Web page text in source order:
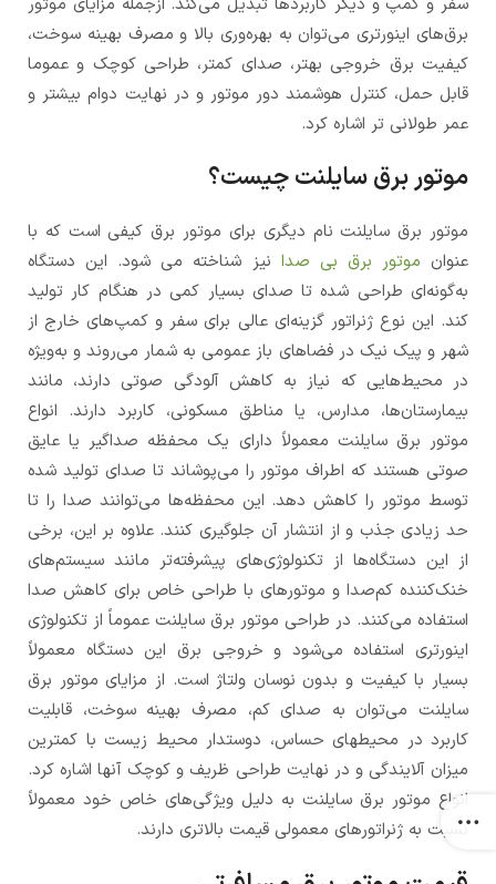
برق‌های اینورتری می‌توان به بهره‌وری بالا و مصرف بهینه سوخت،
کیفیت برق خروجی بهتر، صدای کمتر، طراحی کوچک و عموما
قابل حمل، کنترل هوشمند دور موتور و در نهایت دوام بیشتر و
عمر طولانی تر اشاره کرد.
موتور برق سایلنت چیست؟
موتور برق سایلنت نام دیگری برای موتور برق کیفی است که با
عنوان موتور برق بی صدا نیز شناخته می شود. این دستگاه
به‌گونه‌ای طراحی شده تا صدای بسیار کمی در هنگام کار تولید
کند. این نوع ژنراتور گزینه‌ای عالی برای سفر و کمپ‌های خارج از
شهر و پیک نیک در فضاهای باز عمومی به شمار می‌روند و به‌ویژه
در محیط‌هایی که نیاز به کاهش آلودگی صوتی دارند، مانند
بیمارستان‌ها، مدارس، یا مناطق مسکونی، کاربرد دارند. انواع
موتور برق سایلنت معمولاً دارای یک محفظه صداگیر یا عایق
صوتی هستند که اطراف موتور را می‌پوشاند تا صدای تولید شده
توسط موتور را کاهش دهد. این محفظه‌ها می‌توانند صدا را تا
حد زیادی جذب و از انتشار آن جلوگیری کنند. علاوه بر این، برخی
از این دستگاه‌ها از تکنولوژی‌های پیشرفته‌تر مانند سیستم‌های
خنک‌کننده کم‌صدا و موتورهای با طراحی خاص برای کاهش صدا
استفاده می‌کنند. در طراحی موتور برق سایلنت عموماً از تکنولوژی
اینورتری استفاده می‌شود و خروجی برق این دستگاه معمولاً
بسیار با کیفیت و بدون نوسان ولتاژ است. از مزایای موتور برق
سایلنت می‌توان به صدای کم، مصرف بهینه سوخت، قابلیت
کاربرد در محیطهای حساس، دوستدار محیط زیست با کمترین
میزان آلایندگی و در نهایت طراحی ظریف و کوچک آنها اشاره کرد.
انواع موتور برق سایلنت به دلیل ویژگی‌های خاص خود معمولاً
نسبت به ژنراتورهای معمولی قیمت بالاتری دارند.